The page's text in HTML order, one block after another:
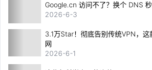
Google.cn 访问不了？换个 DNS
2026-6-3
3.1万Star！彻底告别传统VPN，这
网
2026-6-1